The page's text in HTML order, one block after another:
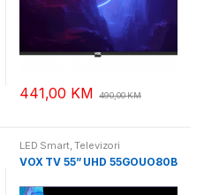
441,00 KM 490,00KM
LED Smart,Televizori
VOX TV 55” UHD 55GOUO80B